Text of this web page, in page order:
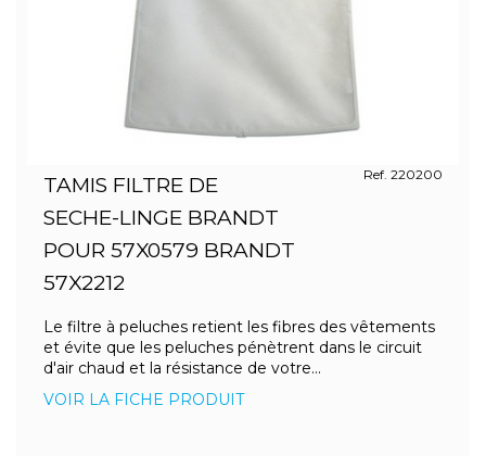
TAMIS FILTRE DE
SECHE-LINGE BRANDT
POUR 57X0579 BRANDT
57X2212
Ref. 220200
Le filtre à peluches retient les fibres des vêtements
et évite que les peluches pénètrent dans le circuit
d'air chaud et la résistance de votre...
VOIR LA FICHE PRODUIT